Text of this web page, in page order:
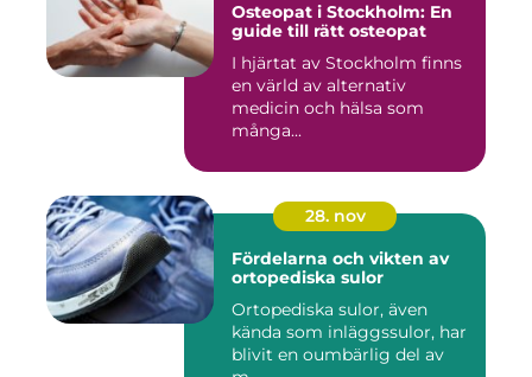
Osteopat i Stockholm: En
guide till rätt osteopat
I hjärtat av Stockholm finns
en värld av alternativ
medicin och hälsa som
många...
28. nov
Fördelarna och vikten av
ortopediska sulor
Ortopediska sulor, även
kända som inläggssulor, har
blivit en oumbärlig del av